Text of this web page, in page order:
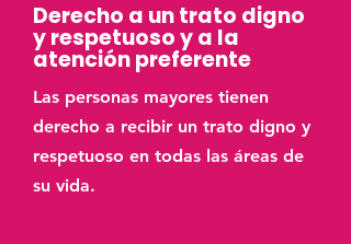
Derecho a un trato digno
y respetuoso y a la
atención preferente
Las personas mayores tienen
derecho a recibir un trato digno y
respetuoso en todas las áreas de
su vida.